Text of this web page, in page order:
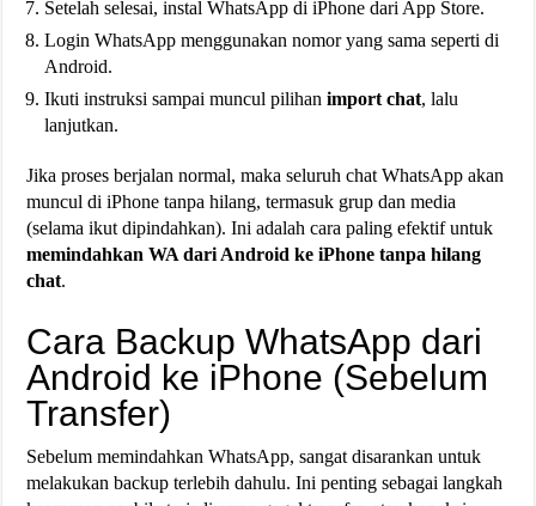
Setelah selesai, instal WhatsApp di iPhone dari App Store.
Login WhatsApp menggunakan nomor yang sama seperti di
Android.
Ikuti instruksi sampai muncul pilihanimport chat, lalu
lanjutkan.
Jika proses berjalan normal, maka seluruh chat WhatsApp akan
muncul di iPhone tanpa hilang, termasuk grup dan media
(selama ikut dipindahkan). Ini adalah cara paling efektif untuk
memindahkan WA dari Android ke iPhone tanpa hilang
chat.
Cara Backup WhatsApp dari
Android ke iPhone (Sebelum
Transfer)
Sebelum memindahkan WhatsApp, sangat disarankan untuk
melakukan backup terlebih dahulu. Ini penting sebagai langkah